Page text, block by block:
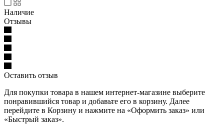
Наличие
Отзывы
Оставить отзыв
Для покупки товара в нашем интернет-магазине выберите
понравившийся товар и добавьте его в корзину. Далее
перейдите в Корзину и нажмите на «Оформить заказ» или
«Быстрый заказ».